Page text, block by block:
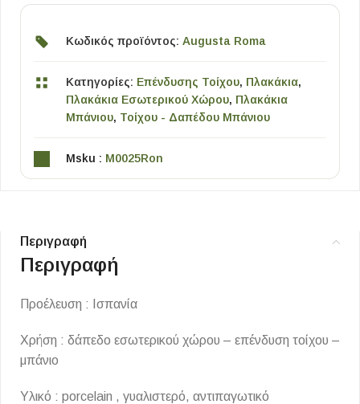
Κωδικός προϊόντος: Augusta Roma
Κατηγορίες: Επένδυσης Τοίχου, Πλακάκια,
Πλακάκια Εσωτερικού Χώρου, Πλακάκια
Μπάνιου, Τοίχου - Δαπέδου Μπάνιου
Msku : M0025Ron
Περιγραφή
Περιγραφή
Προέλευση : Ισπανία
Χρήση : δάπεδο εσωτερικού χώρου – επένδυση τοίχου –
μπάνιο
Υλικό : porcelain , γυαλιστερό, αντιπαγωτικό